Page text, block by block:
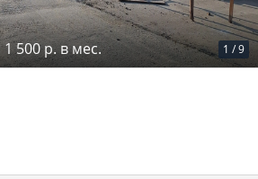
1 /9
1 500 р. в мес.